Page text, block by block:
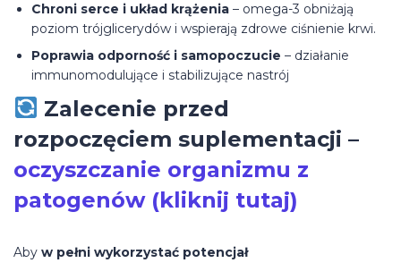
Chroni serce i układ krążenia – omega-3 obniżają
poziom trójglicerydów i wspierają zdrowe ciśnienie krwi.
Poprawia odporność i samopoczucie – działanie
immunomodulujące i stabilizujące nastrój
Zalecenie przed
rozpoczęciem suplementacji –
oczyszczanie organizmu z
patogenów (kliknij tutaj)
Aby w pełni wykorzystać potencjał